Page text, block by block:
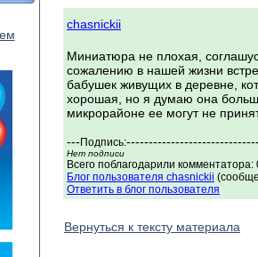
chasnickii
Миниатюра не плохая,
сожалению в нашей жизни
бабушек живущих в деревне,
хорошая, но я думаю она
микрорайоне ее могут не
--- Подпись:
Нет подписи
Всего поблагодарили
Блог пользователя chasnickii
Ответить в блог пользователя
Вернуться к тексту материала